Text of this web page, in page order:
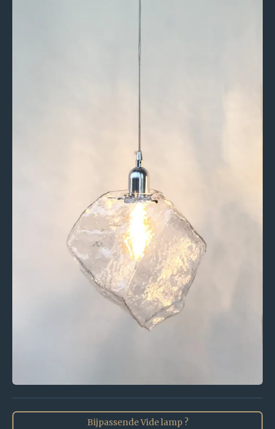
Bijpassende Vide lamp ?